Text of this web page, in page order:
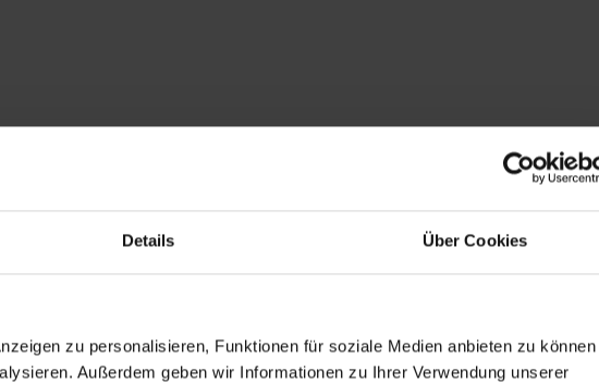
Details Über Cookies
zu personalisieren, Funktionen für soziale Medien anbieten zu können
Außerdem geben wir Informationen zu Ihrer Verwendung unserer